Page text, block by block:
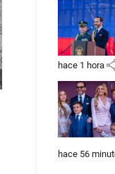
hace 1 hora
hace 56